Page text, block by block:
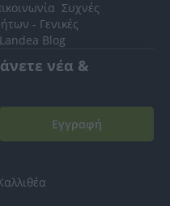
Συχνές
- Γενικές
Landea Blog
νέα &
Εγγραφή